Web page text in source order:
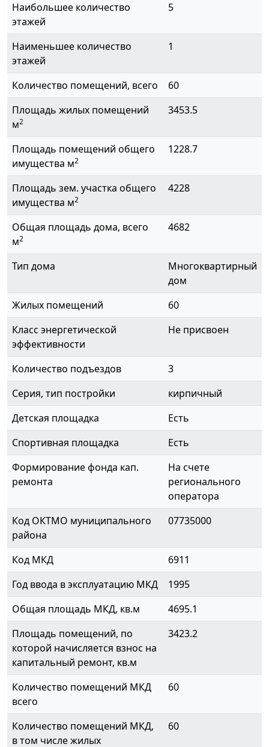
Наибольшее количество
этажей
5
Наименьшее количество
этажей
1
Количество помещений, всего
60
Площадь жилых помещений
м2
3453.5
Площадь помещений общего
имущества м2
1228.7
Площадь зем. участка общего
имущества м2
4228
Общая площадь дома, всего
м2
4682
Тип дома
Многоквартирный
дом
Жилых помещений
60
Класс энергетической
эффективности
Не присвоен
Количество подъездов
3
Серия, тип постройки
кирпичный
Детская площадка
Есть
Спортивная площадка
Есть
Формирование фонда кап.
ремонта
На счете
регионального
оператора
Код ОКТМО муниципального
района
07735000
Код МКД
6911
Год ввода в эксплуатацию МКД
1995
Общая площадь МКД, кв.м
4695.1
Площадь помещений, по
которой начисляется взнос на
капитальный ремонт, кв.м
3423.2
Количество помещений МКД
всего
60
Количество помещений МКД,
в том числе жилых
60